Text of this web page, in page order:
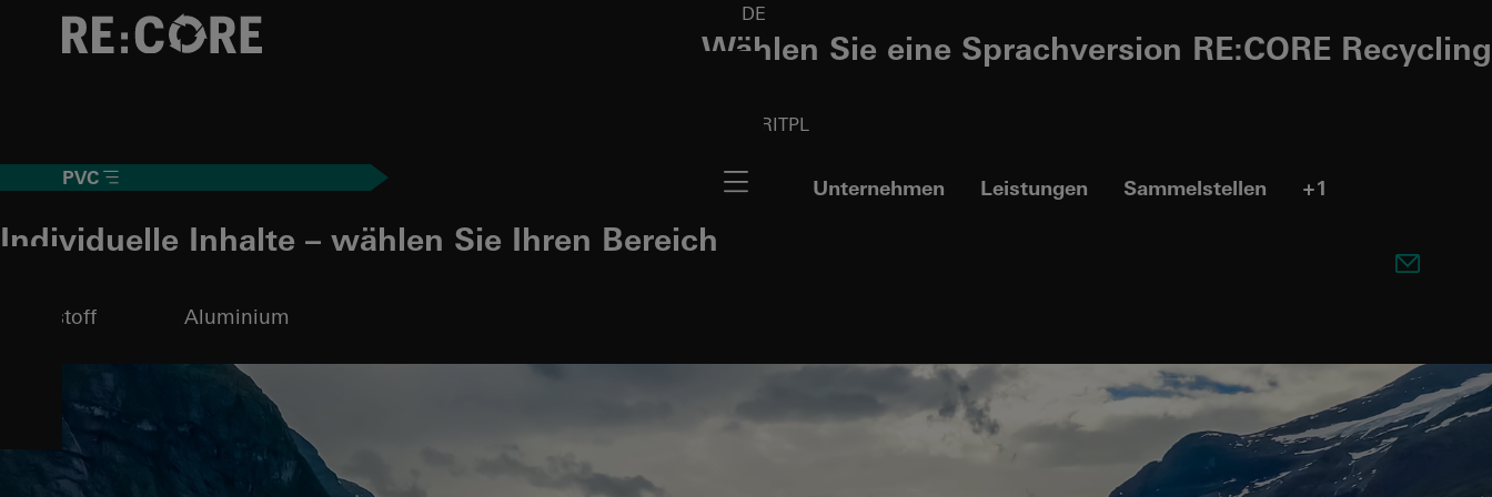
To the main content DE
Wählen Sie eine Sprachversion RE:CORE Recycling
FRITPL
PVC
Individuelle Inhalte – wählen Sie Ihren Bereich
Kunststoff Aluminium
Navigation öffnenUnternehmen Leistungen Sammelstellen +1